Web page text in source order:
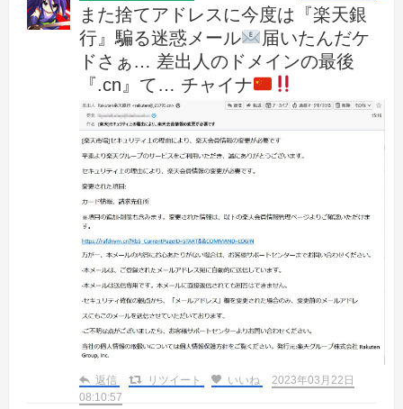
また捨てアドレスに今度は『楽天銀
行』騙る迷惑メール
届いたんだケ
ドさぁ… 差出人のドメインの最後
『.cn』て… チャイナ
返信 リツイート いいね
2023年03月22日
08:10:57